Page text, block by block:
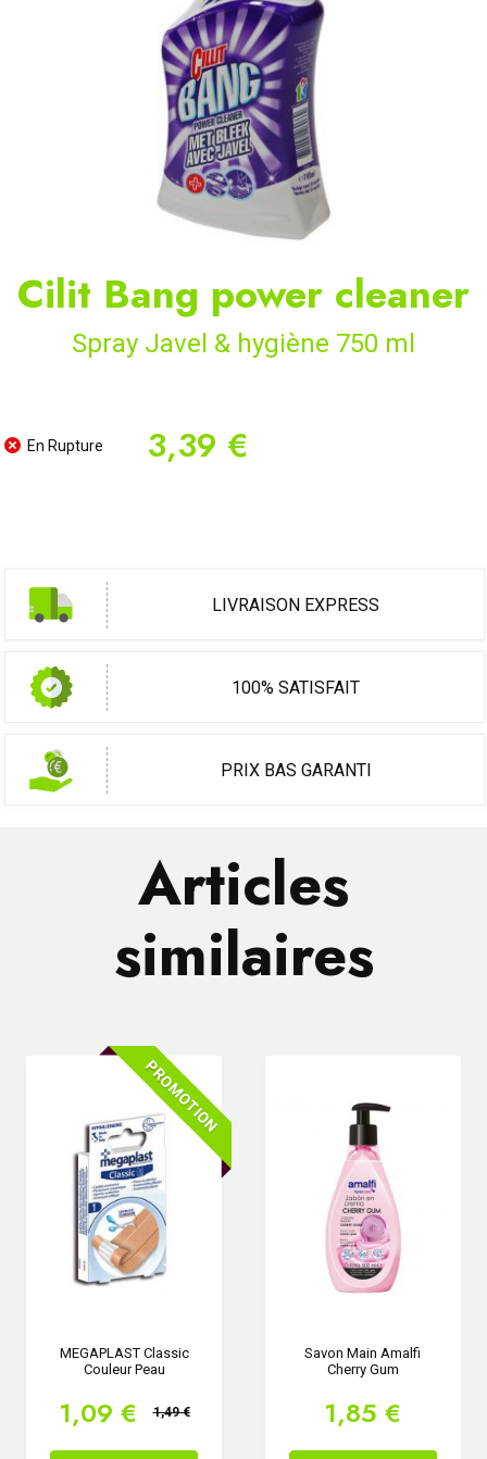
Cilit Bang power cleaner
Spray Javel & hygiène 750 ml
En Rupture 3,39 €
LIVRAISON EXPRESS
100% SATISFAIT
PRIX BAS GARANTI
Articles
similaires
PROMOTION
MEGAPLAST Classic
Couleur Peau
1,09 € 1,49 €
Savon Main Amalfi
Cherry Gum
1,85 €